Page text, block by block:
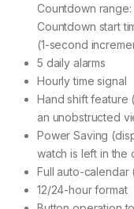
Countdown range:
Countdown start
(1-second
5 daily alarms
Hourly time signal
Hand shift feature
an unobstructed
Power Saving
watch is left in the
Full auto-calendar
12/24-hour format